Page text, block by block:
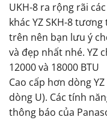
UKH-8 ra rộng rãi
khác YZ SKH-8
trên nên bạn lưu ý
và đẹp nhất nhé. YZ
12000 và 18000 BTU
Cao cấp hơn dòng
dòng U). Các tính
thông báo của